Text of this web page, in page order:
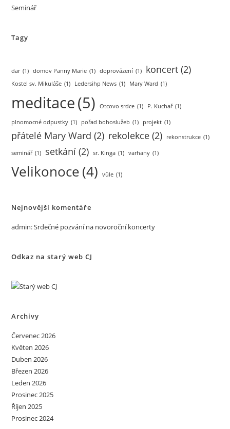
Seminář
Tagy
dar (1) domov Panny Marie (1) doprovázení (1) koncert (2)
Kostel sv. Mikuláše (1) Ledersihp News (1) Mary Ward (1)
meditace(5) Otcovo srdce (1) P. Kuchař (1)
plnomocné odpustky (1) pořad bohoslužeb (1) projekt (1)
přátelé Mary Ward (2) rekolekce (2) rekonstrukce (1)
seminář (1) setkání (2) sr. Kinga (1) varhany (1)
Velikonoce(4) vůle (1)
Nejnovější komentáře
admin:Srdečné pozvání na novoroční koncerty
Odkaz na starý web CJ
Archivy
Červenec 2026
Květen 2026
Duben 2026
Březen 2026
Leden 2026
Prosinec 2025
Říjen 2025
Prosinec 2024